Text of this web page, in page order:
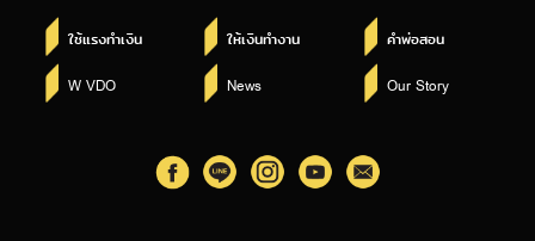
ใช้แรงทำเงิน ให้เงินทำงาน คำพ่อสอน
W VDO News Our Story